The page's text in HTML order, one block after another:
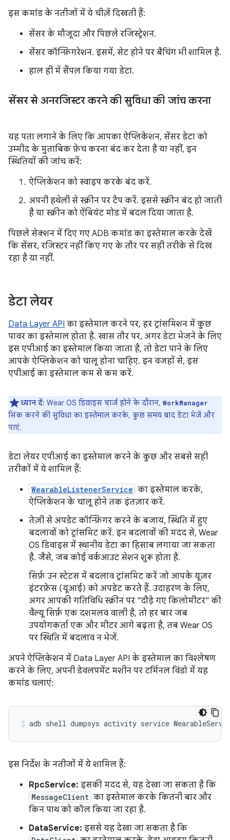
इस कमांड के नतीजों में ये चीज़ें दिखती हैं:
सेंसर के मौजूदा और पिछले रजिस्ट्रेशन.
सेंसर कॉन्फ़िगरेशन. इसमें, सेट होने पर बैचिंग भी शामिल है.
हाल ही में सैंपल किया गया डेटा.
सेंसर से अनरजिस्टर करने की सुविधा की जांच करना
यह पता लगाने के लिए कि आपका ऐप्लिकेशन, सेंसर डेटा को
उम्मीद के मुताबिक फ़ेच करना बंद कर देता है या नहीं, इन
स्थितियों की जांच करें:
ऐप्लिकेशन को स्वाइप करके बंद करें.
अपनी हथेली से स्क्रीन पर टैप करें. इससे स्क्रीन बंद हो जाती
है या स्क्रीन को ऐंबियंट मोड में बदल दिया जाता है.
पिछले सेक्शन में दिए गए ADB कमांड का इस्तेमाल करके देखें
कि सेंसर, रजिस्टर नहीं किए गए के तौर पर सही तरीके से दिख
रहा है या नहीं.
डेटा लेयर
Data Layer API का इस्तेमाल करने पर, हर ट्रांसमिशन में कुछ
पावर का इस्तेमाल होता है. खास तौर पर, अगर डेटा भेजने के लिए
इस एपीआई का इस्तेमाल किया जाता है, तो डेटा पाने के लिए
आपके ऐप्लिकेशन को चालू होना चाहिए. इन वजहों से, इस
एपीआई का इस्तेमाल कम से कम करें.
ध्यान दें: Wear OS डिवाइस चार्ज होने के दौरान, WorkManager
सिंक करने की सुविधा का इस्तेमाल करके, कुछ समय बाद डेटा भेजें और
पाएं.
डेटा लेयर एपीआई का इस्तेमाल करने के कुछ और सबसे सही
तरीकों में ये शामिल हैं:
WearableListenerService का इस्तेमाल करके,
ऐप्लिकेशन के चालू होने तक इंतज़ार करें.
तेज़ी से अपडेट कॉन्फ़िगर करने के बजाय, स्थिति में हुए
बदलावों को ट्रांसमिट करें. इन बदलावों की मदद से, Wear
OS डिवाइस में स्थानीय डेटा का हिसाब लगाया जा सकता
है. जैसे, जब कोई वर्कआउट सेशन शुरू होता है.
सिर्फ़ उन स्टेटस में बदलाव ट्रांसमिट करें जो आपके यूज़र
इंटरफ़ेस (यूआई) को अपडेट करते हैं. उदाहरण के लिए,
अगर आपकी गतिविधि स्क्रीन पर "दौड़े गए किलोमीटर" की
वैल्यू सिर्फ़ एक दशमलव वाली है, तो हर बार जब
उपयोगकर्ता एक और मीटर आगे बढ़ता है, तब Wear OS
पर स्थिति में बदलाव न भेजें.
अपने ऐप्लिकेशन में Data Layer API के इस्तेमाल का विश्लेषण
करने के लिए, अपनी डेवलपमेंट मशीन पर टर्मिनल विंडो में यह
कमांड चलाएं:
adb shell dumpsys activity service
इस निर्देश के नतीजों में ये शामिल हैं:
RpcService: इसकी मदद से, यह देखा जा सकता है कि
MessageClient का इस्तेमाल करके कितनी बार और
किन पाथ को कॉल किया जा रहा है.
DataService: इससे यह देखा जा सकता है कि